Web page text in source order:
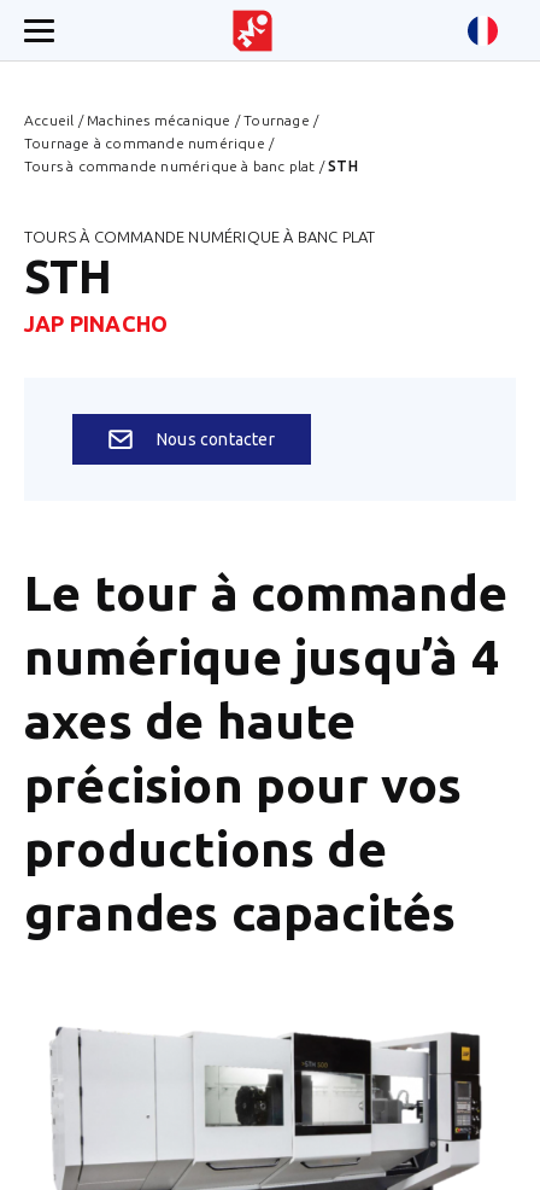
Accueil / Machines mécanique /Tournage /
Tournage à commande numérique /
Tours à commande numérique à banc plat /STH
Le tour à commande
numérique jusqu’à 4
axes de haute
précision pour vos
productions de
grandes capacités
TOURS À COMMANDE NUMÉRIQUE À BANC PLAT
STH
JAP PINACHO
Nous contacter